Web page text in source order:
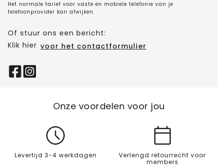
Het normale tarief voor vaste en mobiele telefonie van je
telefoonprovider kan afwijken.
Of stuur ons een bericht:
Klik hier voor het contactformulier
Onze voordelen voor jou
Levertijd 3-4 werkdagen
Verlengd retourrecht voor
members